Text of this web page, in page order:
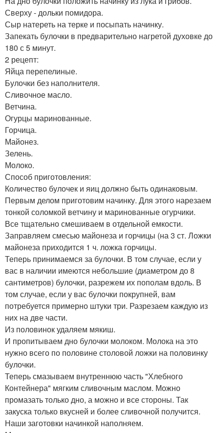
Сверху - дольки помидора.
Сыр натереть на терке и посыпать начинку.
Запекать булочки в предварительно нагретой духовке до
180 с 5 минут.
2 рецепт:
Яйца перепелиные.
Булочки без наполнителя.
Сливочное масло.
Ветчина.
Огурцы маринованные.
Горчица.
Майонез.
Зелень.
Молоко.
Способ приготовления:
Количество булочек и яиц должно быть одинаковым.
Первым делом приготовим начинку. Для этого нарезаем
тонкой соломкой ветчину и маринованные огурчики.
Все тщательно смешиваем в отдельной емкости.
Заправляем смесью майонеза и горчицы (на 3 ст. Ложки
майонеза приходится 1 ч. ложка горчицы.
Теперь принимаемся за булочки. В том случае, если у
вас в наличии имеются небольшие (диаметром до 8
сантиметров) булочки, разрежем их пополам вдоль. В
том случае, если у вас булочки покрупней, вам
потребуется примерно штуки три. Разрезаем каждую из
них на две части.
Из половинок удаляем мякиш.
И пропитываем дно булочки молоком. Молока на это
нужно всего по половине столовой ложки на половинку
булочки.
Теперь смазываем внутреннюю часть "Хлебного
Контейнера" мягким сливочным маслом. Можно
промазать только дно, а можно и все стороны. Так
закуска только вкусней и более сливочной получится.
Наши заготовки начинкой наполняем.